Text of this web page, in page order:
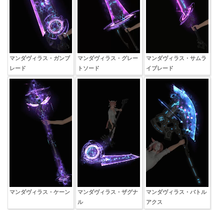
マンダヴィラス・ガンブ
レード
マンダヴィラス・グレー
トソード
マンダヴィラス・サムラ
イブレード
マンダヴィラス・ケーン
マンダヴィラス・ザグナ
ル
マンダヴィラス・バトル
アクス